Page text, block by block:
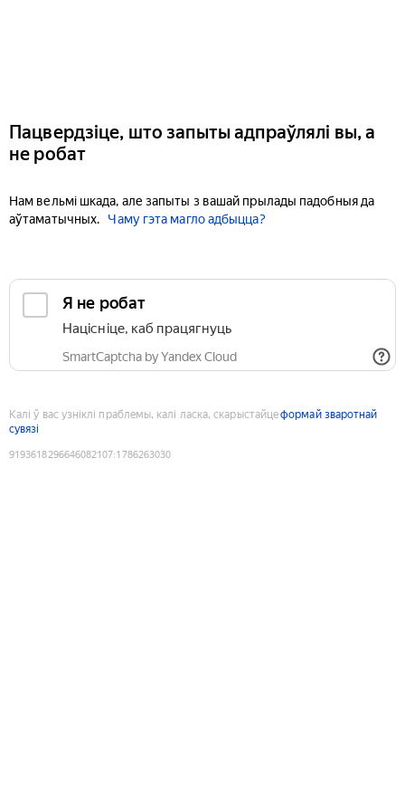
Пацвердзіце, што запыты адпраўлялі вы, а
не робат
Нам вельмі шкада, але запыты з вашай прылады падобныя да
аўтаматычных.
Чаму гэта магло адбыцца?
Я не робат
Націсніце, каб працягнуць
SmartCaptcha by Yandex Cloud
Калі ў вас узніклі праблемы, калі ласка, скарыстайцеформай зваротнай
сувязі
9193618296646082107:1786263030